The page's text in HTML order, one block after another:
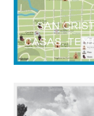
SAN
CASAS.